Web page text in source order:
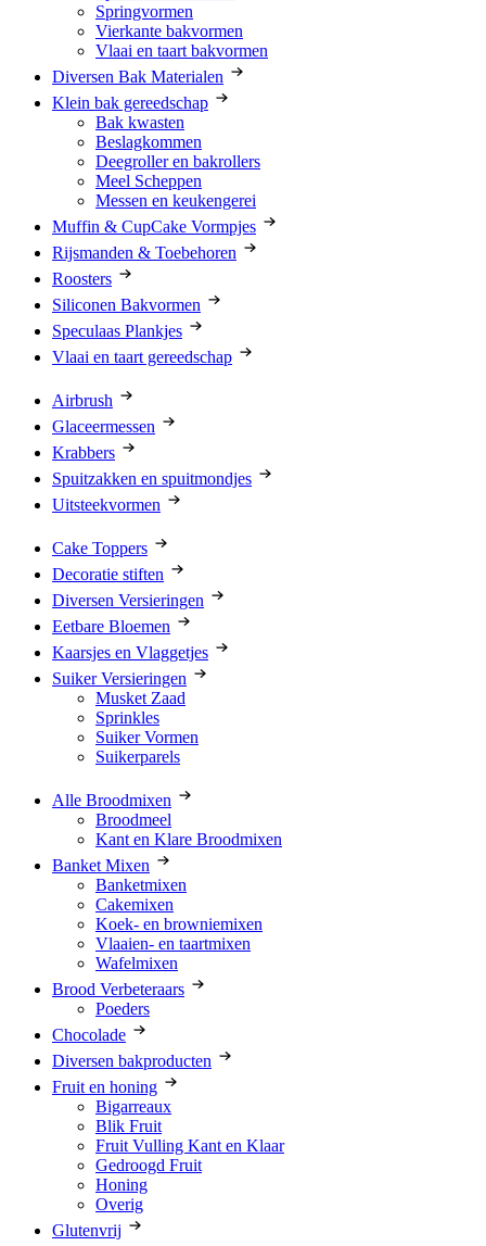
Springvormen
Vierkante bakvormen
Vlaai en taart bakvormen
Diversen Bak Materialen
Klein bak gereedschap
Bak kwasten
Beslagkommen
Deegroller en bakrollers
Meel Scheppen
Messen en keukengerei
Muffin & CupCake Vormpjes
Rijsmanden & Toebehoren
Roosters
Siliconen Bakvormen
Speculaas Plankjes
Vlaai en taart gereedschap
Airbrush
Glaceermessen
Krabbers
Spuitzakken en spuitmondjes
Uitsteekvormen
Cake Toppers
Decoratie stiften
Diversen Versieringen
Eetbare Bloemen
Kaarsjes en Vlaggetjes
Suiker Versieringen
Musket Zaad
Sprinkles
Suiker Vormen
Suikerparels
Alle Broodmixen
Broodmeel
Kant en Klare Broodmixen
Banket Mixen
Banketmixen
Cakemixen
Koek- en browniemixen
Vlaaien- en taartmixen
Wafelmixen
Brood Verbeteraars
Poeders
Chocolade
Diversen bakproducten
Fruit en honing
Bigarreaux
Blik Fruit
Fruit Vulling Kant en Klaar
Gedroogd Fruit
Honing
Overig
Glutenvrij